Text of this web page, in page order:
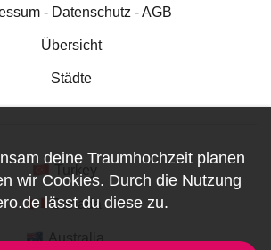
- Datenschutz - AGB
Übersicht
Städte
Canada
Australia
deine Traumhochzeit planen
wir Cookies. Durch die Nutzung
lässt du diese zu.